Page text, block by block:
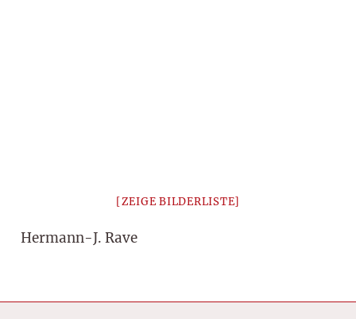
[ZEIGE BILDERLISTE]
Hermann-J. Rave